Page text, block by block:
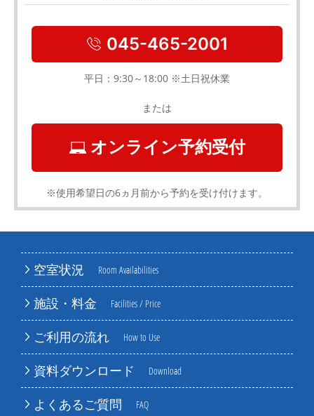
空室状況 Room Availabilities
施設・料金 Facilities / Price
ご利用の流れ How to Use
資料ダウンロード Download
よくあるご質問 FAQ
045-465-2001
平日：9:30～18:00 ※土日祝休業
または
オンライン予約受付
※使用希望日の6ヵ月前から予約を受け付けます。